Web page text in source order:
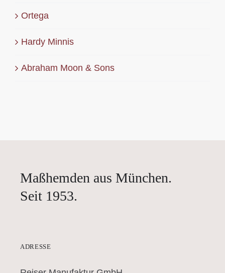
Ortega
Hardy Minnis
Abraham Moon & Sons
Maßhemden aus München.
Seit 1953.
ADRESSE